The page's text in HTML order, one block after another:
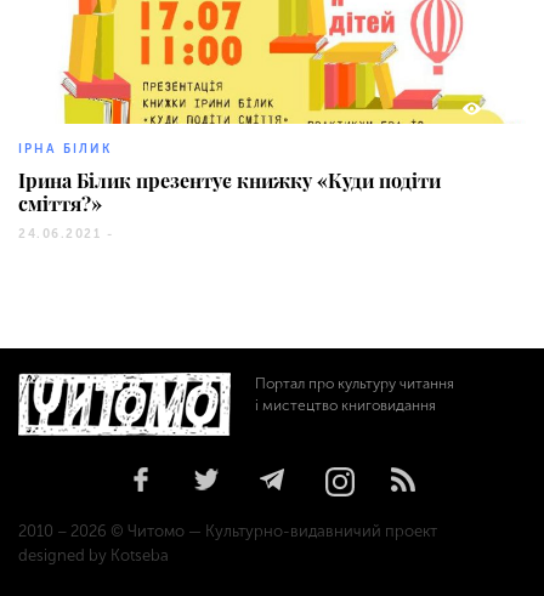
26
ІРНА БІЛИК
Ірина Білик презентує книжку «Куди подіти
сміття?»
24.06.2021 -
Портал про культуру читання
і мистецтво книговидання
2010 – 2026 © Читомо — Культурно-видавничий проект
designed by Kotseba